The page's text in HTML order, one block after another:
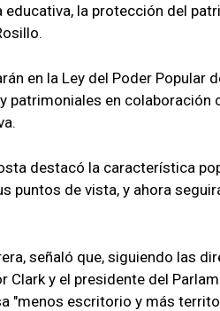
educativa, la protección del
en la Ley del Poder Popular
patrimoniales en colaboración
destacó la característica
puntos de vista, y ahora
señaló que, siguiendo las
y el presidente del
"menos escritorio y más